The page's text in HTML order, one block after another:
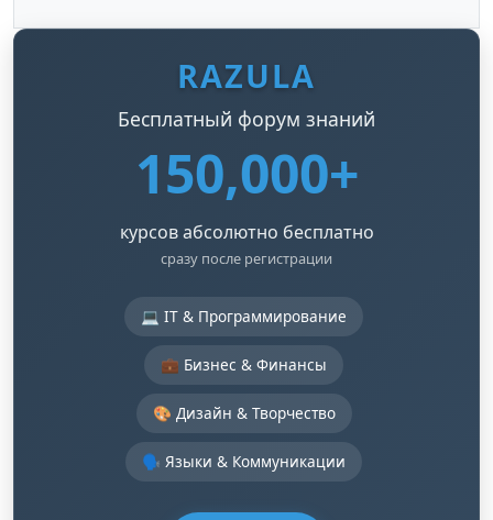
RAZULA
Бесплатный форум знаний
150,000+
курсов абсолютно бесплатно
сразу после регистрации
💻 IT & Программирование
💼 Бизнес & Финансы
🎨 Дизайн & Творчество
🗣️ Языки & Коммуникации